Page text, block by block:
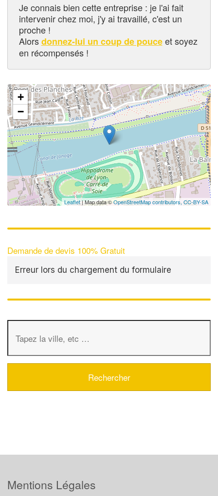
Je connais bien cette entreprise : je l'ai fait
intervenir chez moi, j'y ai travaillé, c'est un
proche !
Alorsdonnez-lui un coup de pouceet soyez
en récompensés !
+
−
Leaflet| Map data ©OpenStreetMap contributors, CC-BY-SA
Demande de devis 100% Gratuit
Erreur lors du chargement du formulaire
Mentions Légales